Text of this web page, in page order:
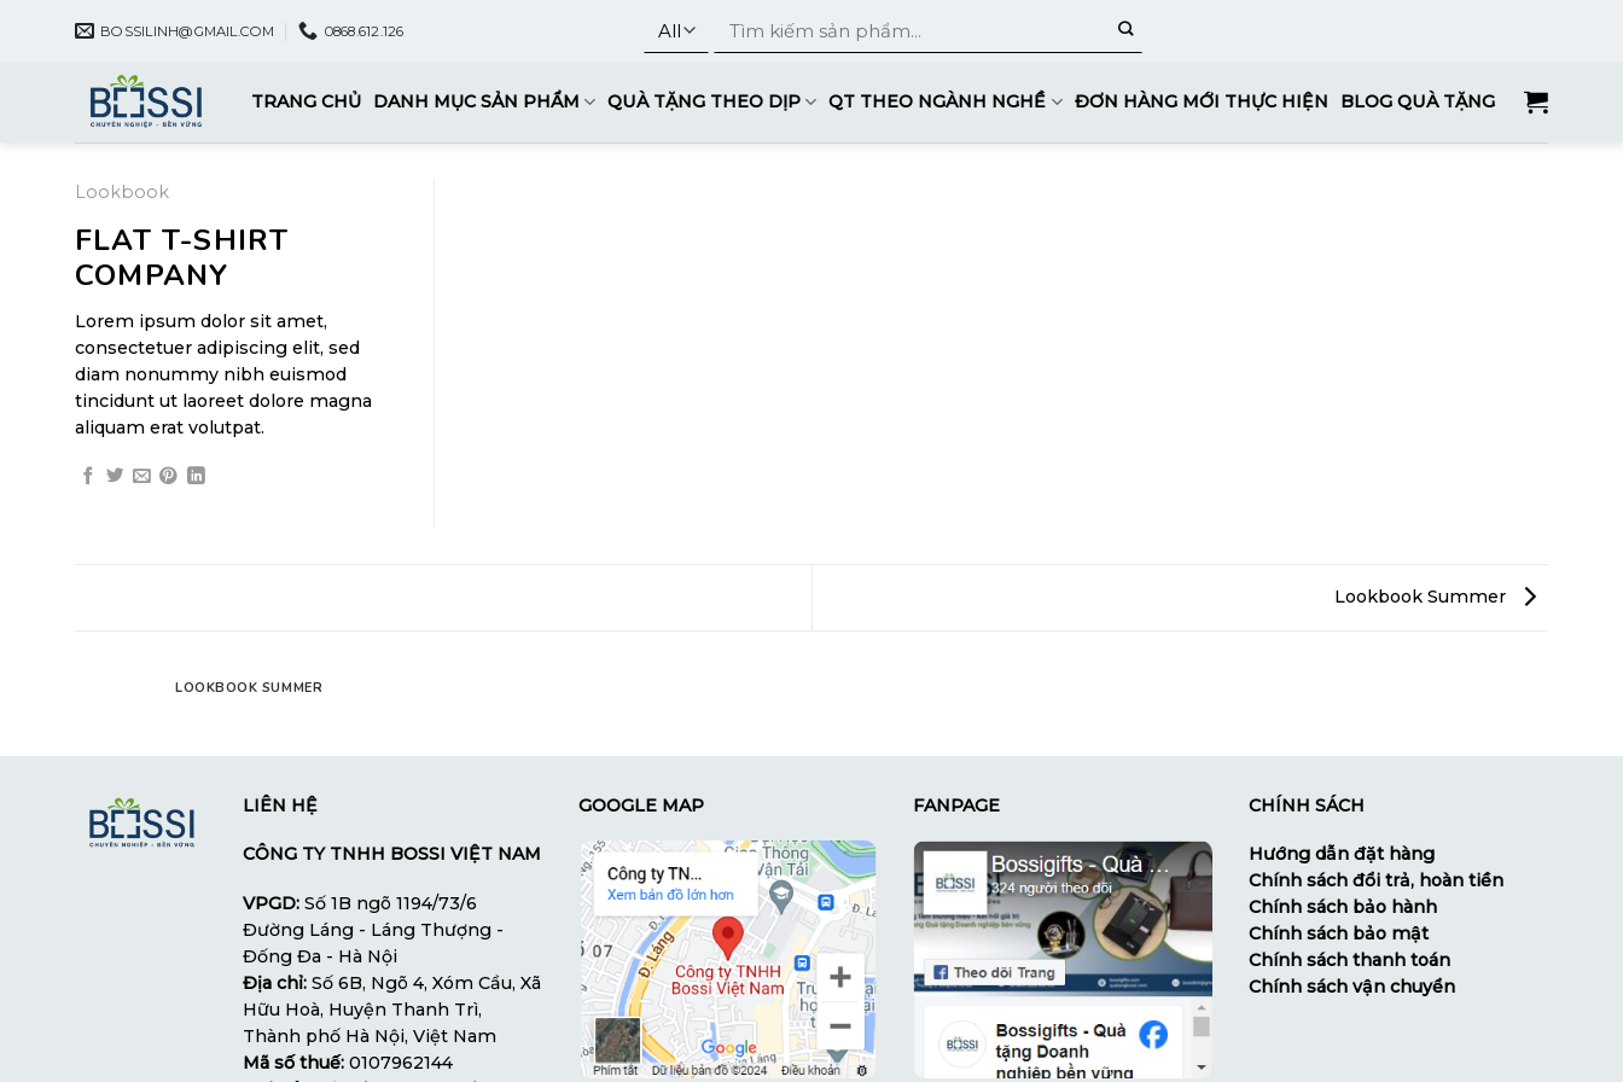
BOSSILINH@GMAIL.COM 0868.612.126
TRANG CHỦ DANH MỤC SẢN PHẨM QUÀ TẶNG THEO DỊP QT THEO NGÀNH NGHỀ ĐƠN HÀNG MỚI THỰC HIỆN BLOG QUÀ TẶNG
Lookbook
FLAT T-SHIRT
COMPANY
Lorem ipsum dolor sit amet,
consectetuer adipiscing elit, sed
diam nonummy nibh euismod
tincidunt ut laoreet dolore magna
aliquam erat volutpat.
Lookbook Summer
LOOKBOOK SUMMER
LIÊN HỆ
CÔNG TY TNHH BOSSI VIỆT NAM
VPGD:Số 1B ngõ 1194/73/6
Đường Láng - Láng Thượng -
Đống Đa - Hà Nội
Địa chỉ:Số 6B, Ngõ 4, Xóm Cầu, Xã
Hữu Hoà, Huyện Thanh Trì,
Thành phố Hà Nội, Việt Nam
Mã số thuế:0107962144
GOOGLE MAP FANPAGE CHÍNH SÁCH
Hướng dẫn đặt hàng
Chính sách đổi trả, hoàn tiền
Chính sách bảo hành
Chính sách bảo mật
Chính sách thanh toán
Chính sách vận chuyển